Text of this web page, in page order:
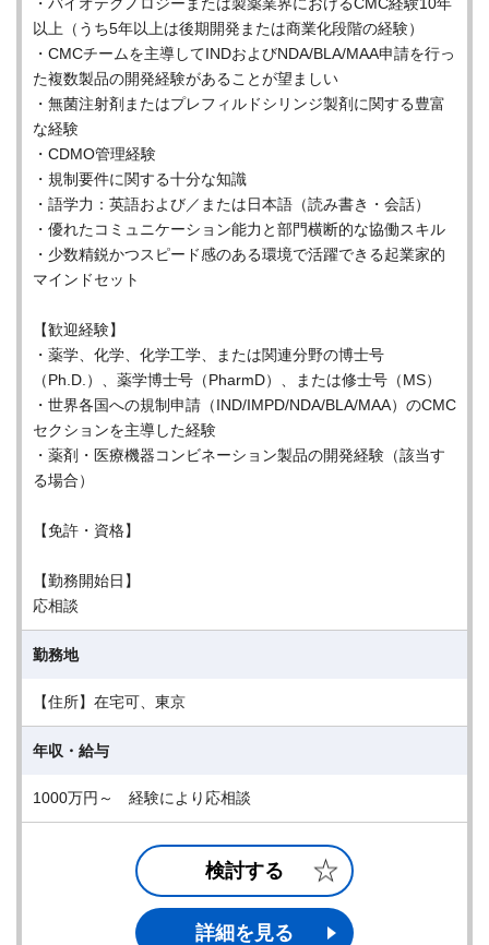
以上（うち5年以上は後期開発または商業化段階の経験）
・CMCチームを主導してINDおよびNDA/BLA/MAA申請を行っ
た複数製品の開発経験があることが望ましい
・無菌注射剤またはプレフィルドシリンジ製剤に関する豊富
な経験
・CDMO管理経験
・規制要件に関する十分な知識
・語学力：英語および／または日本語（読み書き・会話）
・優れたコミュニケーション能力と部門横断的な協働スキル
・少数精鋭かつスピード感のある環境で活躍できる起業家的
マインドセット
【歓迎経験】
・薬学、化学、化学工学、または関連分野の博士号
（Ph.D.）、薬学博士号（PharmD）、または修士号（MS）
・世界各国への規制申請（IND/IMPD/NDA/BLA/MAA）のCMC
セクションを主導した経験
・薬剤・医療機器コンビネーション製品の開発経験（該当す
る場合）
【免許・資格】
【勤務開始日】
応相談
勤務地
【住所】在宅可、東京
年収・給与
1000万円～ 経験により応相談
検討する
詳細を見る